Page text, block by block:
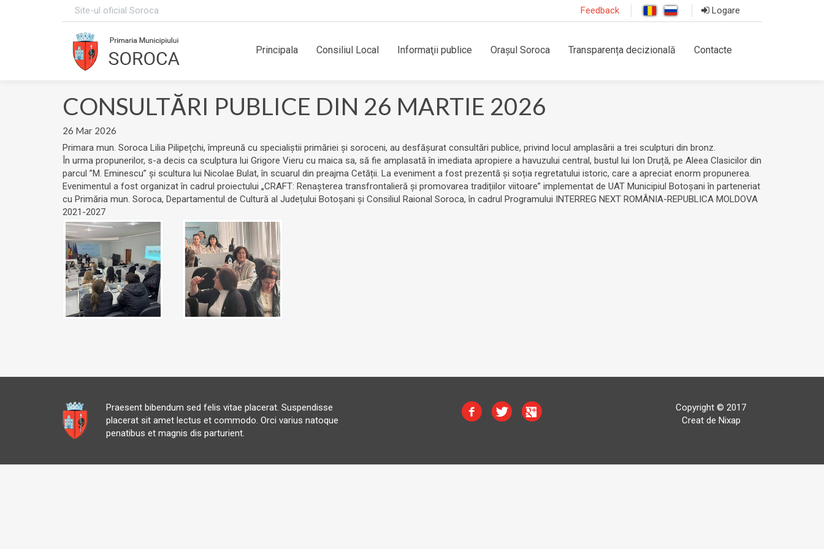
Site-ul oficial Soroca Feedback Logare
Principala Consiliul Local Informaţii publice Orașul Soroca Transparența decizională Contacte
CONSULTĂRI PUBLICE DIN 26 MARTIE 2026
26 Mar 2026
Primara mun. Soroca Lilia Pilipețchi, împreună cu specialiștii primăriei și soroceni, au desfășurat consultări publice, privind locul amplasării a trei sculpturi din bronz.
În urma propunerilor, s-a decis ca sculptura lui Grigore Vieru cu maica sa, să fie amplasată în imediata apropiere a havuzului central, bustul lui Ion Druță, pe Aleea Clasicilor din
parcul ”M. Eminescu” și scultura lui Nicolae Bulat, în scuarul din preajma Cetății. La eveniment a fost prezentă și soția regretatului istoric, care a apreciat enorm propunerea.
Evenimentul a fost organizat în cadrul proiectului „CRAFT: Renașterea transfrontalieră și promovarea tradițiilor viitoare” implementat de UAT Municipiul Botoșani în parteneriat
cu Primăria mun. Soroca, Departamentul de Cultură al Județului Botoșani și Consiliul Raional Soroca, în cadrul Programului INTERREG NEXT ROMÂNIA-REPUBLICA MOLDOVA
2021-2027
Praesent bibendum sed felis vitae placerat. Suspendisse
placerat sit amet lectus et commodo. Orci varius natoque
penatibus et magnis dis parturient.
Copyright © 2017
Creat de Nixap